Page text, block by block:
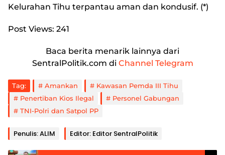
Kelurahan Tihu terpantau aman dan kondusif. (*)
Post Views: 241
Baca berita menarik lainnya dari
SentralPolitik.com di Channel Telegram
Tag: Amankan
Kawasan Pemda III Tihu
Penertiban Kios Ilegal
Personel Gabungan
TNI-Polri dan Satpol PP
Penulis: ALIM Editor: Editor SentralPolitik